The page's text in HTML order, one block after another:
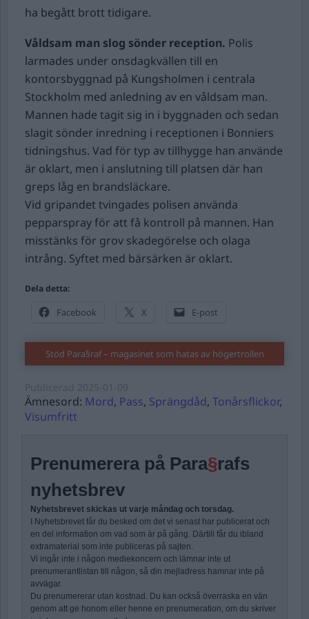
ha begått brott tidigare.
Våldsam man slog sönder reception. Polis
larmades under onsdagkvällen till en
kontorsbyggnad på Kungsholmen i centrala
Stockholm med anledning av en våldsam man.
Mannen hade tagit sig in i byggnaden och sedan
slagit sönder inredning i receptionen i Bonniers
tidningshus. Vad för typ av tillhygge han använde
är oklart, men i anslutning till platsen där han
greps låg en brandsläckare.
Vid gripandet tvingades polisen använda
pepparspray för att få kontroll på mannen. Han
misstänks för grov skadegörelse och olaga
intrång. Syftet med bärsärken är oklart.
Dela detta:
Facebook X E-post
Stöd Para§raf – magasinet som hatas av högertrollen
Ämnesord: Mord, Pass, Sprängdåd, Tonårsflickor,
Visumfritt
Prenumerera på Para§rafs
nyhetsbrev
Nyhetsbrevet skickas ut varje måndag och torsdag.
I Nyhetsbrevet får du besked om det vi senast har publicerat och
en del information om vad som är på gång. Därtill får du ibland
extramaterial som inte publiceras på sajten.
Vi ingår inte i någon mediekoncern och lämnar inte ut
prenumerantlistan till någon, så din mejladress hamnar inte på
avvägar.
Du prenumererar utan kostnad. Du kan också överraska en vän
genom att ge honom eller henne en prenumeration, om du skriver